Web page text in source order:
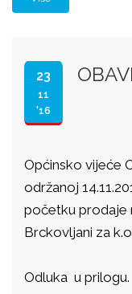
23
11
'16
Općinsko vijeće
održanoj
početku prodaje
Brckovljani za
Odluka u prilogu.